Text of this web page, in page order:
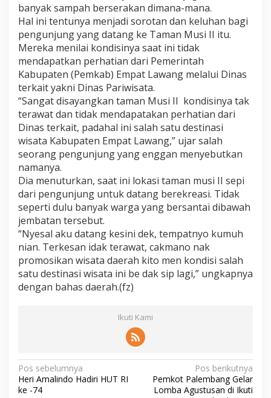
banyak sampah berserakan dimana-mana.
Hal ini tentunya menjadi sorotan dan keluhan bagi
pengunjung yang datang ke Taman Musi II itu.
Mereka menilai kondisinya saat ini tidak
mendapatkan perhatian dari Pemerintah
Kabupaten (Pemkab) Empat Lawang melalui Dinas
terkait yakni Dinas Pariwisata.
“Sangat disayangkan taman Musi II kondisinya tak
terawat dan tidak mendapatakan perhatian dari
Dinas terkait, padahal ini salah satu destinasi
wisata Kabupaten Empat Lawang,” ujar salah
seorang pengunjung yang enggan menyebutkan
namanya.
Dia menuturkan, saat ini lokasi taman musi II sepi
dari pengunjung untuk datang berekreasi. Tidak
seperti dulu banyak warga yang bersantai dibawah
jembatan tersebut.
“Nyesal aku datang kesini dek, tempatnyo kumuh
nian. Terkesan idak terawat, cakmano nak
promosikan wisata daerah kito men kondisi salah
satu destinasi wisata ini be dak sip lagi,” ungkapnya
dengan bahas daerah.(fz)
Ikuti Kami
N
a
Pos sebelumnya
Heri Amalindo Hadiri HUT RI
ke -74
Pos berikutnya
Pemkot Palembang Gelar
Lomba Agustusan di Ikuti